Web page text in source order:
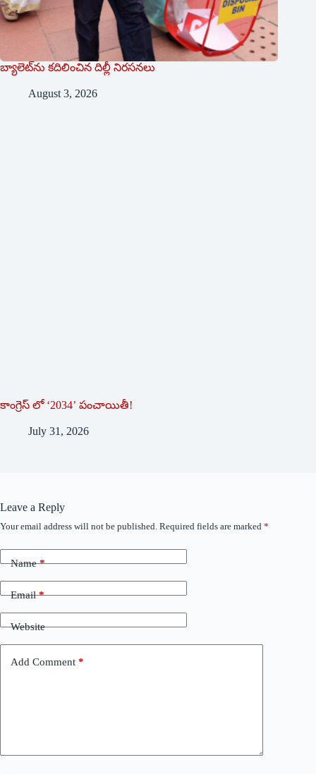
బ్యాలెట్‌ను క‌దిలించిన దిల్లీ నిరసనలు
August 3, 2026
కాంగ్రెస్ లో ‘2034’ పంచాయితీ!
July 31, 2026
Leave a Reply
Your email address will not be published. Required fields are marked *
Name*
Email*
Website
Add Comment *